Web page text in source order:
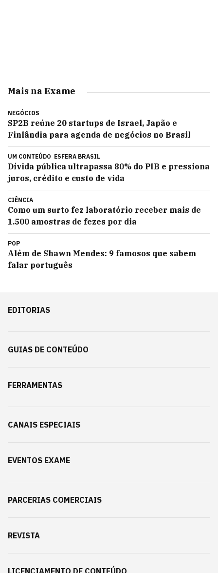
Mais na Exame
NEGÓCIOS
SP2B reúne 20 startups de Israel, Japão e
Finlândia para agenda de negócios no Brasil
UM CONTEÚDO ESFERA BRASIL
Dívida pública ultrapassa 80% do PIB e pressiona
juros, crédito e custo de vida
CIÊNCIA
Como um surto fez laboratório receber mais de
1.500 amostras de fezes por dia
POP
Além de Shawn Mendes: 9 famosos que sabem
falar português
EDITORIAS
GUIAS DE CONTEÚDO
FERRAMENTAS
CANAIS ESPECIAIS
EVENTOS EXAME
PARCERIAS COMERCIAIS
REVISTA
LICENCIAMENTO DE CONTEÚDO